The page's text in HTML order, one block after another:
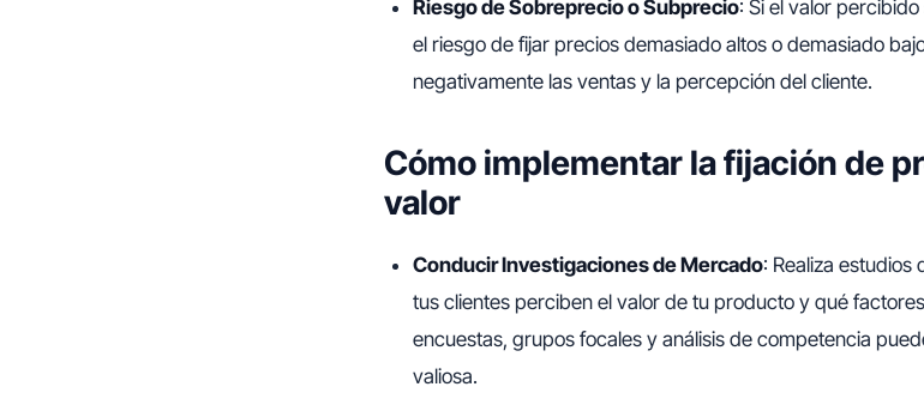
Riesgo de Sobreprecio o Subprecio: Si el valor
el riesgo de fijar precios demasiado altos o demasiado
negativamente las ventas y la percepción del cliente.
Cómo implementar la fijación de
valor
Conducir Investigaciones de Mercado: Realiza
tus clientes perciben el valor de tu producto y qué
encuestas, grupos focales y análisis de competencia
valiosa.